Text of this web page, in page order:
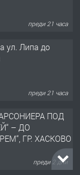
преди 21 часа
ул. Липа до
преди 21 часа
ПОД
– ДО
ГР. ХАСКОВО
преди 2 дни